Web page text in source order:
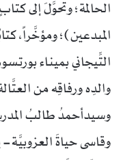
الحالمة؛ وتحوَّلَ إلى
المبدعين)؛ ومؤخَّراً،
التِّيجاني بميناء
والدِه ورفاقِه من
وسيدأحمدُ طالبُ
وقاسى حياةَ